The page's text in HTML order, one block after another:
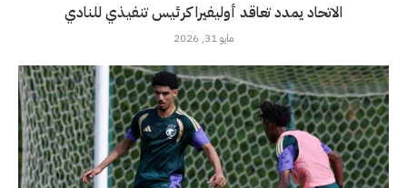
الاتحاد يمدد تعاقد أوليفيرا كرئيس تنفيذي للنادي
مايو 31, 2026